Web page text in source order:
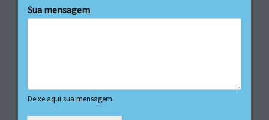
Sua mensagem
Deixe aqui sua mensagem.